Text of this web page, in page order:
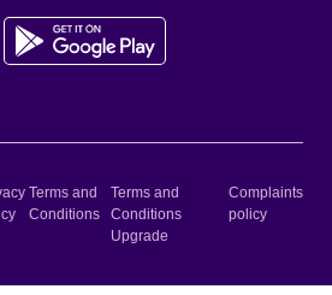
Terms and
Conditions
Terms and
Conditions
Upgrade
Complaints
policy